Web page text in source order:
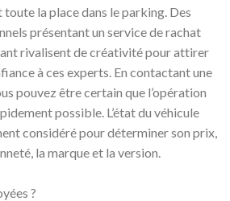
toute la place dans le parking. Des
présentant un service de rachat
rivalisent de créativité pour attirer
à ces experts. En contactant une
pouvez être certain que l’opération
possible. L’état du véhicule
considéré pour déterminer son prix,
la marque et la version.
?